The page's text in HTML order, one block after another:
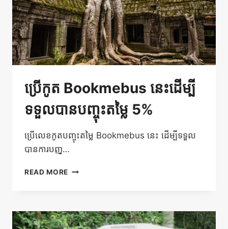
ប្រើកូត Bookmebus នេះដើម្បី
ទទួលបានបញ្ចុះតម្លៃ 5%
ប្រើលេខកូតបញ្ចុះតម្លៃ Bookmebus នេះ ដើម្បីទទួល
បានការបញ្…
READ MORE ប្រើកូត
ទទួល
បាន